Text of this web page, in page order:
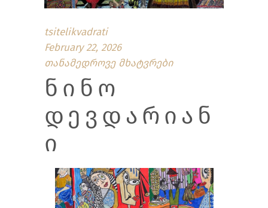
tsitelikvadrati
February 22, 2026
თანამედროვე მხატვრები
ᲜᲘᲜᲝ
ᲓᲔᲕᲓᲐᲠᲘᲐᲜ
Ი